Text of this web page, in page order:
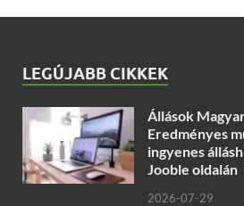
LEGÚJABB CIKKEK
Állások
Eredményes
ingyenes
Jooble oldalán
2026-07-29